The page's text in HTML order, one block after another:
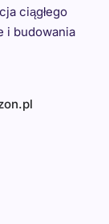
ciągłego
i budowania